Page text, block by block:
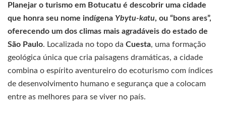
Planejar o turismo em Botucatu é descobrir uma cidade
que honra seu nome indígena Ybytu-katu, ou “bons ares”,
oferecendo um dos climas mais agradáveis do estado de
São Paulo. Localizada no topo da Cuesta, uma formação
geológica única que cria paisagens dramáticas, a cidade
combina o espírito aventureiro do ecoturismo com índices
de desenvolvimento humano e segurança que a colocam
entre as melhores para se viver no país.